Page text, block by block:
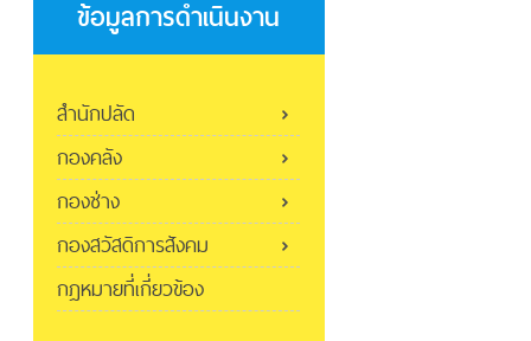
ข้อมูลการดำเนินงาน
สำนักปลัด
กองคลัง
กองช่าง
กองสวัสดิการสังคม
กฎหมายที่เกี่ยวข้อง